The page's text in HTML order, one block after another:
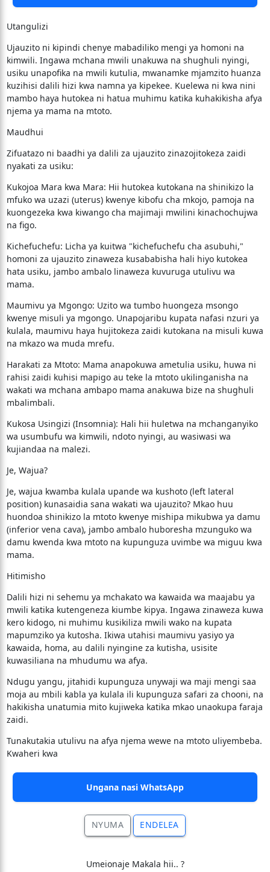
Utangulizi
​Ujauzito ni kipindi chenye mabadiliko mengi ya homoni na
kimwili. Ingawa mchana mwili unakuwa na shughuli nyingi,
usiku unapofika na mwili kutulia, mwanamke mjamzito huanza
kuzihisi dalili hizi kwa namna ya kipekee. Kuelewa ni kwa nini
mambo haya hutokea ni hatua muhimu katika kuhakikisha afya
njema ya mama na mtoto.
​Maudhui
​Zifuatazo ni baadhi ya dalili za ujauzito zinazojitokeza zaidi
nyakati za usiku:
​Kukojoa Mara kwa Mara: Hii hutokea kutokana na shinikizo la
mfuko wa uzazi (uterus) kwenye kibofu cha mkojo, pamoja na
kuongezeka kwa kiwango cha majimaji mwilini kinachochujwa
na figo.
​Kichefuchefu: Licha ya kuitwa "kichefuchefu cha asubuhi,"
homoni za ujauzito zinaweza kusababisha hali hiyo kutokea
hata usiku, jambo ambalo linaweza kuvuruga utulivu wa
mama.
​Maumivu ya Mgongo: Uzito wa tumbo huongeza msongo
kwenye misuli ya mgongo. Unapojaribu kupata nafasi nzuri ya
kulala, maumivu haya hujitokeza zaidi kutokana na misuli kuwa
na mkazo wa muda mrefu.
​Harakati za Mtoto: Mama anapokuwa ametulia usiku, huwa ni
rahisi zaidi kuhisi mapigo au teke la mtoto ukilinganisha na
wakati wa mchana ambapo mama anakuwa bize na shughuli
mbalimbali.
​Kukosa Usingizi (Insomnia): Hali hii huletwa na mchanganyiko
wa usumbufu wa kimwili, ndoto nyingi, au wasiwasi wa
kujiandaa na malezi.
​Je, Wajua?
​Je, wajua kwamba kulala upande wa kushoto (left lateral
position) kunasaidia sana wakati wa ujauzito? Mkao huu
huondoa shinikizo la mtoto kwenye mishipa mikubwa ya damu
(inferior vena cava), jambo ambalo huboresha mzunguko wa
damu kwenda kwa mtoto na kupunguza uvimbe wa miguu kwa
mama.
​Hitimisho
​Dalili hizi ni sehemu ya mchakato wa kawaida wa maajabu ya
mwili katika kutengeneza kiumbe kipya. Ingawa zinaweza kuwa
kero kidogo, ni muhimu kusikiliza mwili wako na kupata
mapumziko ya kutosha. Ikiwa utahisi maumivu yasiyo ya
kawaida, homa, au dalili nyingine za kutisha, usisite
kuwasiliana na mhudumu wa afya.
​Ndugu yangu, jitahidi kupunguza unywaji wa maji mengi saa
moja au mbili kabla ya kulala ili kupunguza safari za chooni, na
hakikisha unatumia mito kujiweka katika mkao unaokupa faraja
zaidi.
​Tunakutakia utulivu na afya njema wewe na mtoto uliyembeba.
Kwaheri kwa
Ungana nasi WhatsApp
NYUMA ENDELEA
Umeionaje Makala hii.. ?